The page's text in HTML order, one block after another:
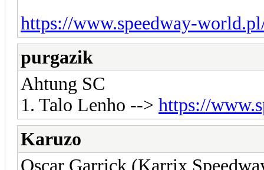
https://www.speedway-
purgazik
Ahtung SC
1. Talo Lenho --> https://
Karuzo
Oscar Garrick (Karrix